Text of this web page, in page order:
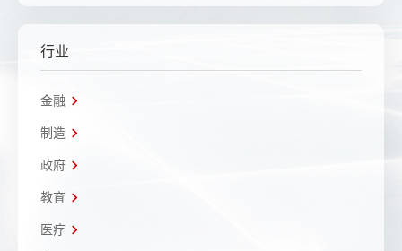
行业
金融
制造
政府
教育
医疗